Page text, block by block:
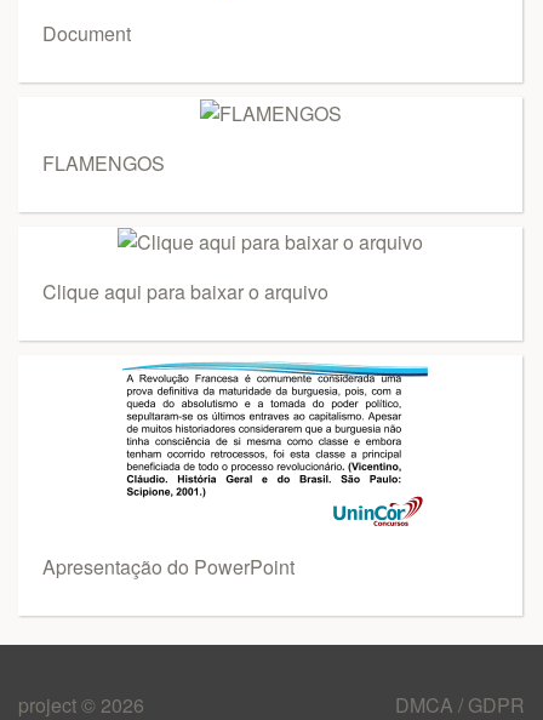
Document
FLAMENGOS
Clique aqui para baixar o arquivo
Apresentação do PowerPoint
project © 2026 DMCA / GDPR